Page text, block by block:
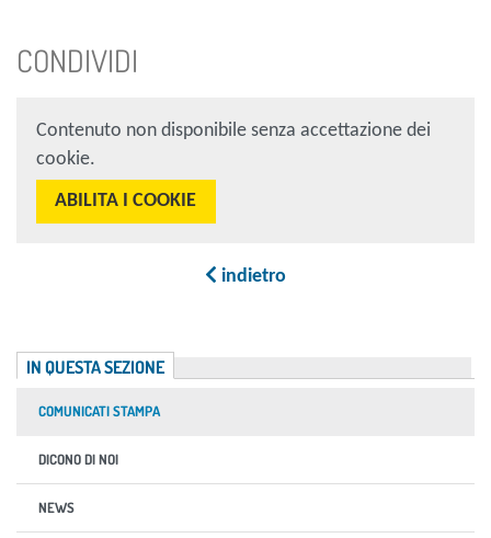
CONDIVIDI
Contenuto non disponibile senza accettazione dei
cookie.
ABILITA I COOKIE
indietro
IN QUESTA SEZIONE
COMUNICATI STAMPA
DICONO DI NOI
NEWS